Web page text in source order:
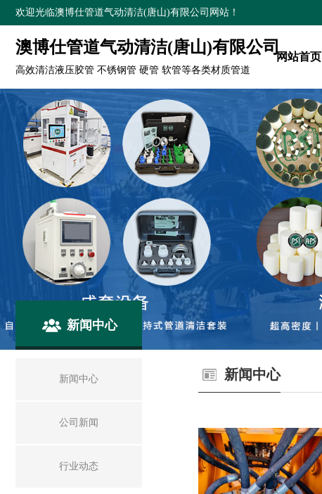
欢迎光临澳博仕管道气动清洁(唐山)有限公司网站！
澳博仕管道气动清洁(唐山)有限公司
高效清洁液压胶管 不锈钢管 硬管 软管等各类材质管道
网站首页
新闻中心
新闻中心
公司新闻
行业动态
新闻中心